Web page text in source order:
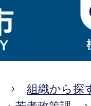
組織から探